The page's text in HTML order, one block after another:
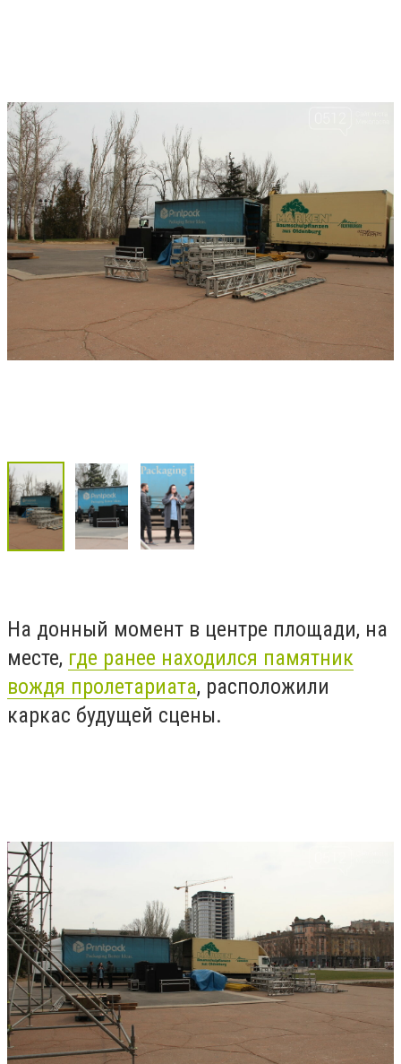
На донный момент в центре площади, на
месте, где ранее находился памятник
вождя пролетариата, расположили
каркас будущей сцены.